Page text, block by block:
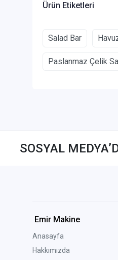
Ürün Etiketleri
Salad Bar
Paslanmaz Çelik
SOSYAL
Emir Makine
Anasayfa
Hakkımızda